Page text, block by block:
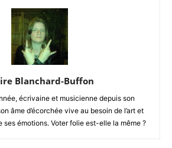
Blanchard-Buffon
écrivaine et musicienne depuis son
âme d’écorchée vive au besoin de l’art et
ses émotions. Voter folie est-elle la même ?